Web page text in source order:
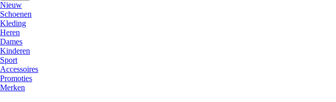
Nieuw
Schoenen
Kleding
Heren
Dames
Kinderen
Sport
Accessoires
Promoties
Merken